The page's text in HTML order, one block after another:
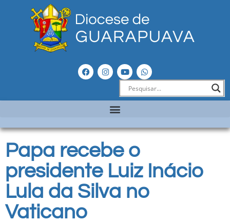
Papa recebe o
presidente Luiz Inácio
Lula da Silva no
Vaticano